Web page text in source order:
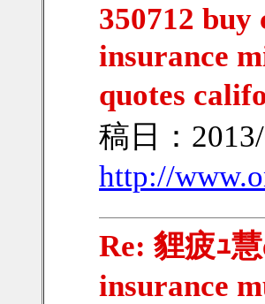
350712
insurance
quotes
稿日：
http://
Re: 貍疲ｭ
insurance